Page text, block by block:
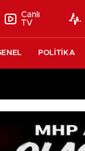
Canlı
TV
POLİTİKA